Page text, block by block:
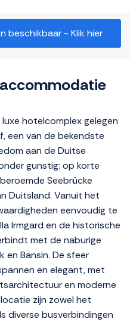
beschikbaar - Klik hier
hotelcomplex gelegen
een van de bekendste
aan de Duitse
gunstig: op korte
Seebrücke
Duitsland. Vanuit het
eenvoudig te
Irmgard en de historische
met de naburige
en Bansin. De sfeer
en elegant, met
en moderne
zijn zowel het
diverse busverbindingen